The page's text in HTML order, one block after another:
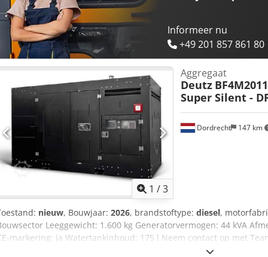
Informeer nu
+49 201 857 861 80
1 /3
Dordrecht 147 km
Aggregaat
Deutz
Super Silent -
nieuw, Bouwjaar: 2026, brandstoftype: diesel,
Leeggewicht: 1.600 kg Generatorvermogen: 44 kVA
markering: ja Watertankinhoud: 175 l Neem contact op met
opties en accessoires = - Accu - Bedieningspaneel - Stalen dak -